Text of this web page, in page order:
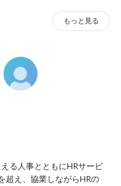
もっと見る
る人事とともにHRサービ
超え、協業しながらHRの